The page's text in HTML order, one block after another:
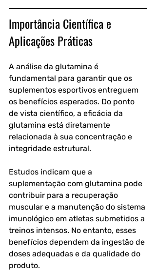
Importância Científica e
Aplicações Práticas
A análise da glutamina é
fundamental para garantir que os
suplementos esportivos entreguem
os benefícios esperados. Do ponto
de vista científico, a eficácia da
glutamina está diretamente
relacionada à sua concentração e
integridade estrutural.
Estudos indicam que a
suplementação com glutamina pode
contribuir para a recuperação
muscular e a manutenção do sistema
imunológico em atletas submetidos a
treinos intensos. No entanto, esses
benefícios dependem da ingestão de
doses adequadas e da qualidade do
produto.